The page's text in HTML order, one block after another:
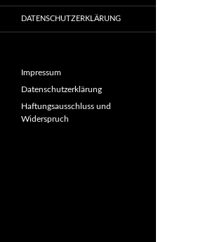
DATENSCHUTZERKLÄRUNG
Impressum
Datenschutzerklärung
Haftungsausschluss und
Widerspruch